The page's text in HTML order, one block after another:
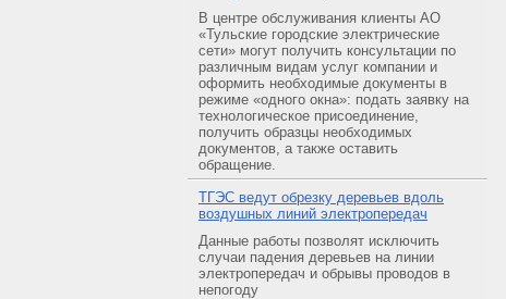
В центре обслуживания клиенты АО
«Тульские городские электрические
сети» могут получить консультации по
различным видам услуг компании и
оформить необходимые документы в
режиме «одного окна»: подать заявку на
технологическое присоединение,
получить образцы необходимых
документов, а также оставить
обращение.
ТГЭС ведут обрезку деревьев вдоль
воздушных линий электропередач
Данные работы позволят исключить
случаи падения деревьев на линии
электропередач и обрывы проводов в
непогоду